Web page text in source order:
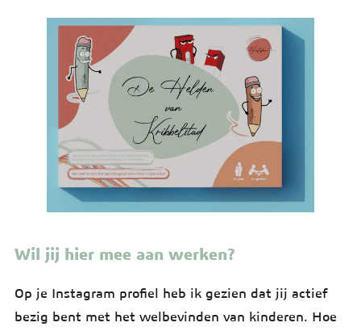
Wil jij hier mee aan werken?
Op je Instagram profiel heb ik gezien dat jij actief
bezig bent met het welbevinden van kinderen. Hoe